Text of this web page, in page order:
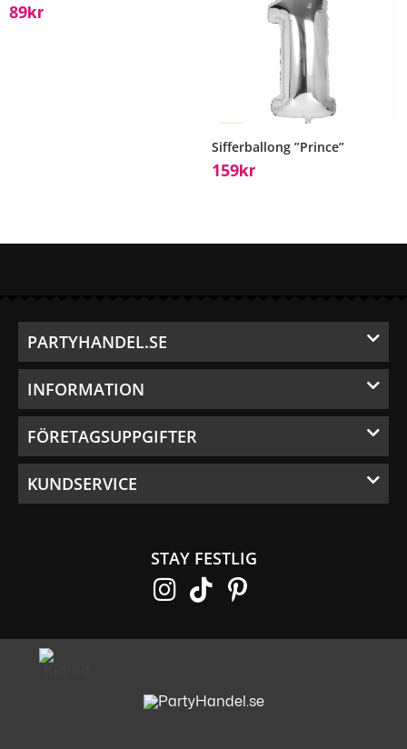
89Kr
Sifferballong ”Prince”
159Kr
PARTYHANDEL.SE
INFORMATION
FÖRETAGSUPPGIFTER
KUNDSERVICE
STAY FESTLIG